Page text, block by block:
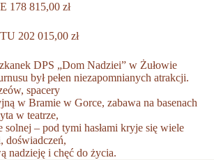
178 815,00 zł
202 015,00 zł
DPS „Dom Nadziei” w Żułowie
był pełen niezapomnianych atrakcji.
spacery
w Bramie w Gorce, zabawa na basenach
w teatrze,
solnej – pod tymi hasłami kryje się wiele
doświadczeń,
nadzieję i chęć do życia.